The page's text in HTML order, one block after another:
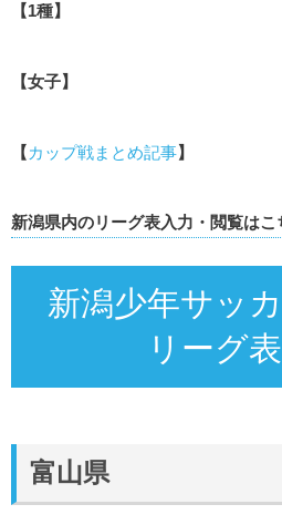
【1種】
【女子】
【カップ戦まとめ記事】
新潟県内のリーグ表入力・閲覧はこ
新潟少年サッ
リーグ
富山県